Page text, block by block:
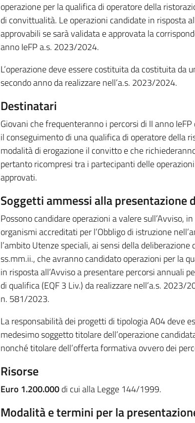
operazione per la qualifica di operatore della
di convittualità. Le operazioni candidate in risposta
approvabili se sarà validata e approvata la
anno IeFP a.s. 2023/2024.
L’operazione deve essere costituita da costituita da
secondo anno da realizzare nell’a.s. 2023/2024.
Destinatari
Giovani che frequenteranno i percorsi di II anno
il conseguimento di una qualifica di operatore della
modalità di erogazione il convitto e che
pertanto ricompresi tra i partecipanti delle
approvati.
Soggetti ammessi alla presentazione
Possono candidare operazioni a valere sull’Avviso,
organismi accreditati per l’Obbligo di istruzione
l’ambito Utenze speciali, ai sensi della
ss.mm.ii., che avranno candidato operazioni per la
in risposta all’Avviso a presentare percorsi annuali
di qualifica (EQF 3 Liv.) da realizzare nell’a.s. 2023/
n. 581/2023.
La responsabilità dei progetti di tipologia A04 deve
medesimo soggetto titolare dell’operazione
nonché titolare dell’offerta formativa ovvero dei
Risorse
Euro 1.200.000di cui alla Legge 144/1999.
Modalità e termini per la